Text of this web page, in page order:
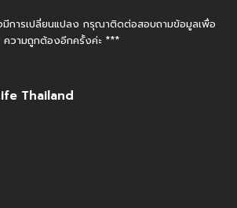
มีการเปลี่ยนแปลง กรุณาติดต่อสอบถามข้อมูลเพื่อ
ความถูกต้องอีกครั้งค่ะ ***
Thailand